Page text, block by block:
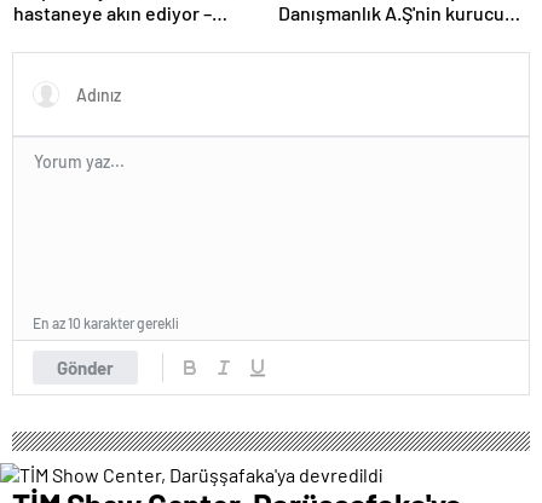
hastaneye akın ediyor –
Danışmanlık A.Ş'nin kurucusu
hakkında resen soruşturma
Gönder
En az 10 karakter gerekli